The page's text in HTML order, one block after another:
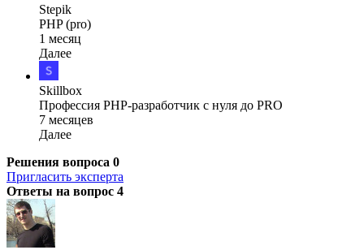
Stepik
PHP (pro)
1 месяц
Далее
Skillbox
Профессия PHP-разработчик с нуля до PRO
7 месяцев
Далее
Решения вопроса 0
Пригласить эксперта
Ответы на вопрос 4